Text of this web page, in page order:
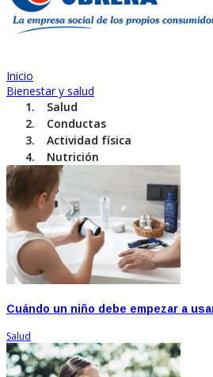
Inicio
Bienestar y salud
Salud
Conductas
Actividad física
Nutrición
Cuándo un niño debe empezar a
Salud